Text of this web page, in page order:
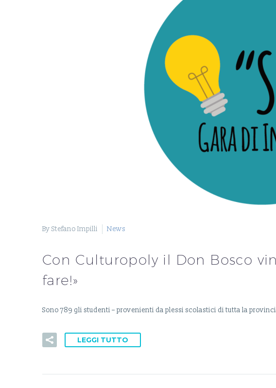
By Stefano Impilli News
Con Culturopoly il Don Bosco
fare!»
Sono 789 gli studenti – provenienti da plessi scolastici di tutta la
LEGGI TUTTO